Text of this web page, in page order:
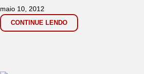
CONTINUE LENDO
maio 10, 2012